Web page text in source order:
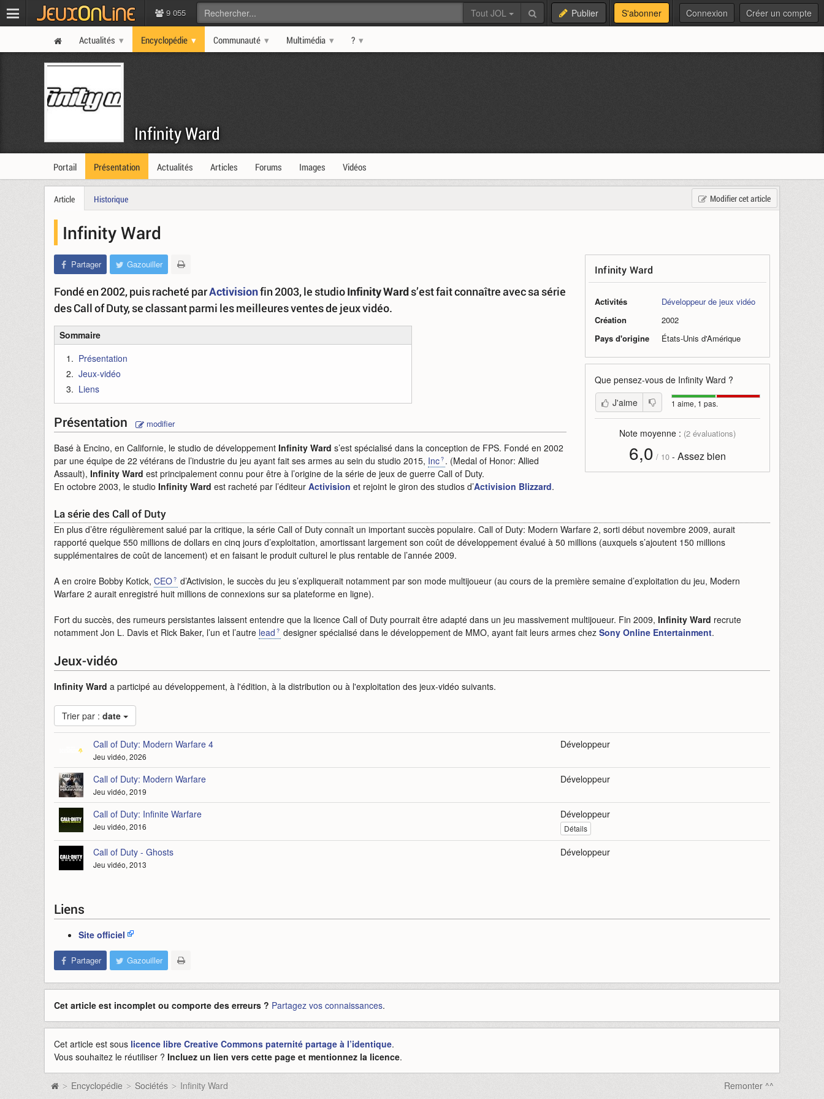
9 055 Tout JOL Publier S'abonner Connexion Créer un compte
Actualités Encyclopédie Communauté Multimédia ?
Infinity Ward
Portail Présentation Actualités Articles Forums Images Vidéos
Modifier cet article
Article Historique
Infinity Ward
Infinity Ward
Activités
Développeur de jeux vidéo
Création
2002
Pays d'origine
États-Unis d'Amérique
Que pensez-vous de Infinity Ward ?
1 aime, 1 pas.
J'aime
Note moyenne : (2 évaluations)
6,0 / 10 - Assez bien
Partager Gazouiller
Fondé en 2002, puis racheté parActivisionfin 2003, le studioInfinity Wards’est fait connaître avec sa série
des Call of Duty, se classant parmi les meilleures ventes de jeux vidéo.
Sommaire
Présentation
Jeux-vidéo
Liens
Présentation modifier
Basé à Encino, en Californie, le studio de développement Infinity Ward s’est spécialisé dans la conception de FPS. Fondé en 2002
par une équipe de 22 vétérans de l’industrie du jeu ayant fait ses armes au sein du studio 2015, Inc . (Medal of Honor: Allied
Assault), Infinity Ward est principalement connu pour être à l’origine de la série de jeux de guerre Call of Duty.
En octobre 2003, le studio Infinity Ward est racheté par l’éditeur Activision et rejoint le giron des studios d’Activision Blizzard.
La série des Call of Duty
En plus d’être régulièrement salué par la critique, la série Call of Duty connaît un important succès populaire. Call of Duty: Modern Warfare 2, sorti début novembre 2009, aurait
rapporté quelque 550 millions de dollars en cinq jours d’exploitation, amortissant largement son coût de développement évalué à 50 millions (auxquels s’ajoutent 150 millions
supplémentaires de coût de lancement) et en faisant le produit culturel le plus rentable de l’année 2009.
A en croire Bobby Kotick, CEO
d’Activision, le succès du jeu s’expliquerait notamment par son mode multijoueur (au cours de la première semaine d’exploitation du jeu, Modern
Warfare 2 aurait enregistré huit millions de connexions sur sa plateforme en ligne).
Fort du succès, des rumeurs persistantes laissent entendre que la licence Call of Duty pourrait être adapté dans un jeu massivement multijoueur. Fin 2009, Infinity Ward recrute
notamment Jon L. Davis et Rick Baker, l’un et l’autre lead designer spécialisé dans le développement de MMO, ayant fait leurs armes chez Sony Online Entertainment.
Jeux-vidéo
Infinity Ward a participé au développement, à l'édition, à la distribution ou à l'exploitation des jeux-vidéo suivants.
Trier par : date
Call of Duty: Modern Warfare 4
Jeu vidéo, 2026
Développeur
Call of Duty: Modern Warfare
Jeu vidéo, 2019
Développeur
Call of Duty: Infinite Warfare
Jeu vidéo, 2016
Développeur
Détails
Call of Duty - Ghosts
Jeu vidéo, 2013
Développeur
Liens
Site officiel
Partager Gazouiller
Cet article est incomplet ou comporte des erreurs ? Partagez vos connaissances.
Cet article est sous licence libre Creative Commons paternité partage à l’identique.
Vous souhaitez le réutiliser ? Incluez un lien vers cette page et mentionnez la licence.
Remonter ^^
> Encyclopédie > Sociétés > Infinity Ward